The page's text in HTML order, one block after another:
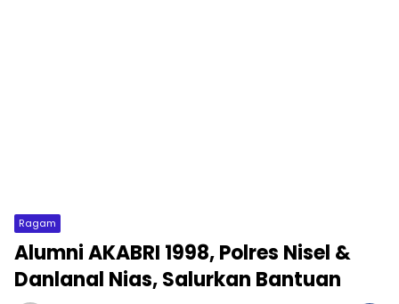
Ragam
Alumni AKABRI 1998, Polres Nisel &
Danlanal Nias, Salurkan Bantuan